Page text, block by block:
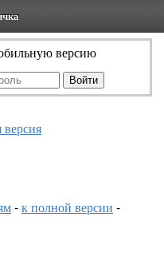
версию
-к полной версии -